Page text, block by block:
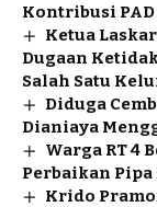
Kontribusi
Ketua
Dugaan
Salah Satu
Diduga
Dianiaya
Warga RT 4
Perbaikan Pipa
Krido